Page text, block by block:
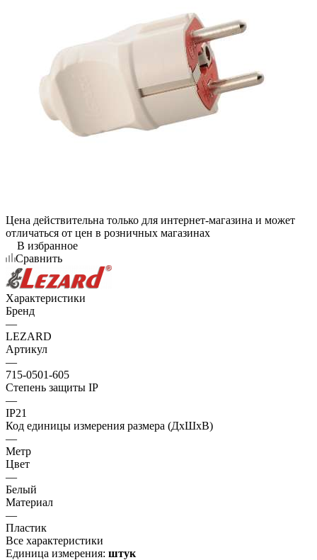
Цена действительна только для интернет-магазина и может
отличаться от цен в розничных магазинах
В избранное
Сравнить
Характеристики
Бренд
—
LEZARD
Артикул
—
715-0501-605
Степень защиты IP
—
IP21
Код единицы измерения размера (ДхШхВ)
—
Метр
Цвет
—
Белый
Материал
—
Пластик
Все характеристики
Единица измерения: штук